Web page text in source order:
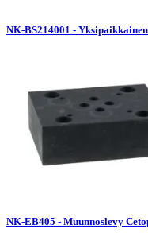
NK-BS214001 -
NK-EB405 - Muunnoslevy